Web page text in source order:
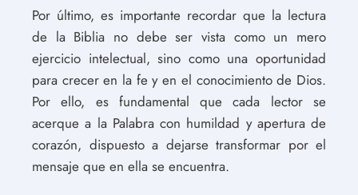
Por último, es importante recordar que la lectura
de la Biblia no debe ser vista como un mero
ejercicio intelectual, sino como una oportunidad
para crecer en la fe y en el conocimiento de Dios.
Por ello, es fundamental que cada lector se
acerque a la Palabra con humildad y apertura de
corazón, dispuesto a dejarse transformar por el
mensaje que en ella se encuentra.